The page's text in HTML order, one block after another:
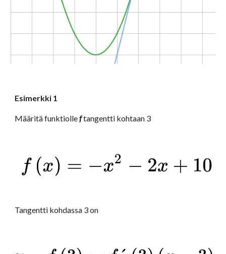
Esimerkki 1
Määritä funktiolle f tangentti kohtaan 3
Tangentti kohdassa 3 on